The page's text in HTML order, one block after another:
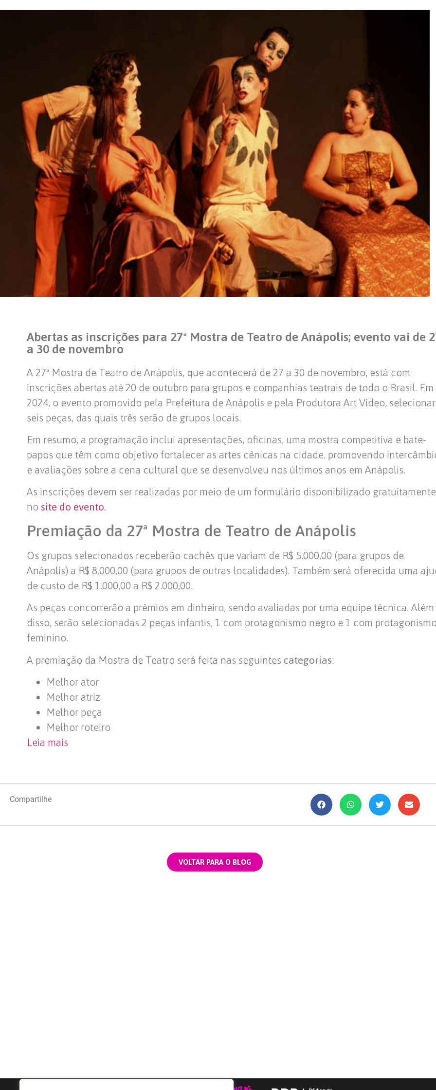
Abertas as inscrições para 27ª Mostra de Teatro de Anápolis; evento vai de
a 30 de novembro
A 27ª Mostra de Teatro de Anápolis, que acontecerá de 27 a 30 de novembro, está com
inscrições abertas até 20 de outubro para grupos e companhias teatrais de todo o Brasil. Em
2024, o evento promovido pela Prefeitura de Anápolis e pela Produtora Art Vídeo,
seis peças, das quais três serão de grupos locais.
Em resumo, a programação inclui apresentações, oficinas, uma mostra competitiva e bate-
papos que têm como objetivo fortalecer as artes cênicas na cidade, promovendo
e avaliações sobre a cena cultural que se desenvolveu nos últimos anos em Anápolis.
As inscrições devem ser realizadas por meio de um formulário disponibilizado gratuitamente
no site do evento.
Premiação da 27ª Mostra de Teatro de Anápolis
Os grupos selecionados receberão cachês que variam de R$ 5.000,00 (para grupos de
Anápolis) a R$ 8.000,00 (para grupos de outras localidades). Também será oferecida uma
de custo de R$ 1.000,00 a R$ 2.000,00.
As peças concorrerão a prêmios em dinheiro, sendo avaliadas por uma equipe técnica. Além
disso, serão selecionadas 2 peças infantis, 1 com protagonismo negro e 1 com
feminino.
A premiação da Mostra de Teatro será feita nas seguintes categorias:
Melhor ator
Melhor atriz
Melhor peça
Melhor roteiro
Leia mais
Compartilhe
VOLTAR PARA O BLOG